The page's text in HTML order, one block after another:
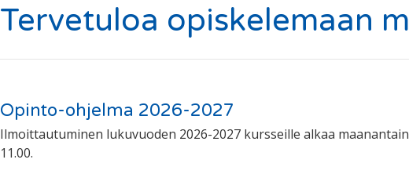
Tervetuloa opiskelemaan
Opinto-ohjelma 2026-2027
Ilmoittautuminen lukuvuoden 2026-2027 kursseille alkaa
11.00.